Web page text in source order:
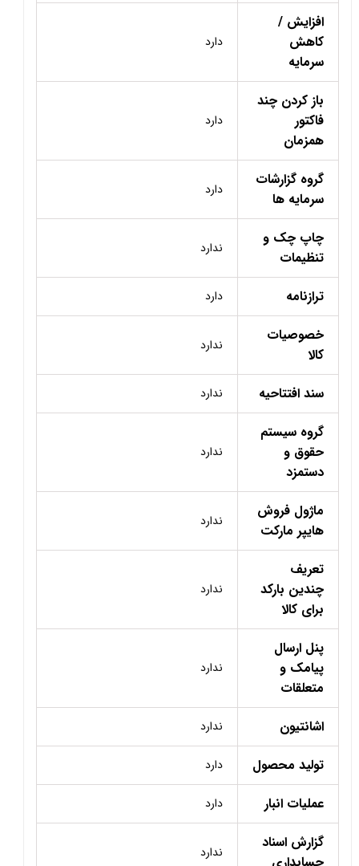
افزایش /
کاهش
سرمایه
دارد
باز کردن چند
فاکتور
همزمان
دارد
گروه گزارشات
سرمایه ها
دارد
چاپ چک و
تنظیمات
ندارد
ترازنامه دارد
خصوصیات
کالا
ندارد
سند افتتاحیه ندارد
گروه سیستم
حقوق و
دستمزد
ندارد
ماژول فروش
هایپر مارکت
ندارد
تعریف
چندین بارکد
برای کالا
ندارد
پنل ارسال
پیامک و
متعلقات
ندارد
اشانتیون ندارد
تولید محصول دارد
عملیات انبار دارد
گزارش اسناد
ندارد